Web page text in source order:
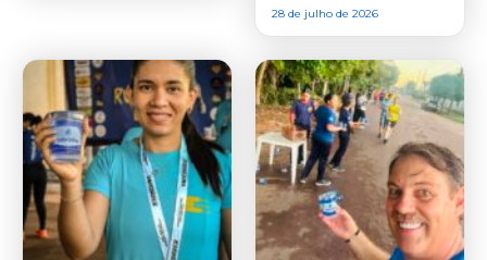
28 de julho de 2026